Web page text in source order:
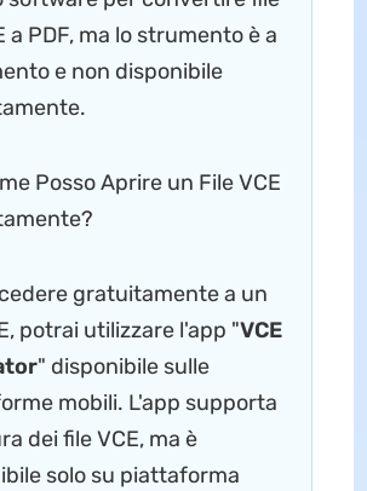
a PDF, ma lo strumento è a
e non disponibile
Posso Aprire un File VCE
gratuitamente a un
potrai utilizzare l'app "VCE
" disponibile sulle
mobili. L'app supporta
dei file VCE, ma è
solo su piattaforma